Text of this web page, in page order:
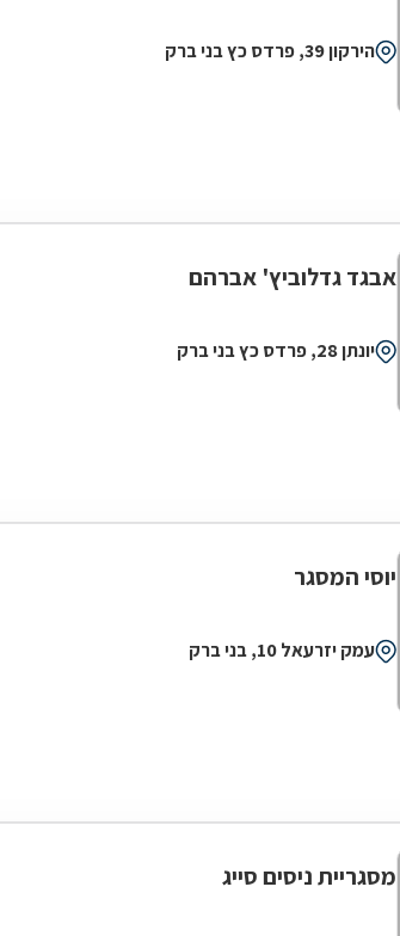
הירקון 39, פרדס כץ בני ברק
אבגד גדלוביץ' אברהם
יונתן 28, פרדס כץ בני ברק
יוסי המסגר
עמק יזרעאל 10, בני ברק
מסגריית ניסים סייג